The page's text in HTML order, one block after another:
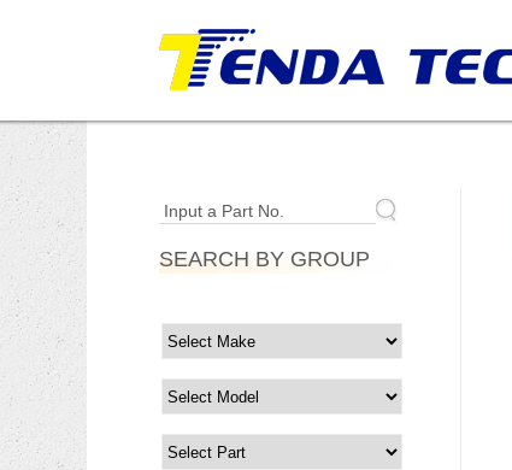
Input a Part No.
SEARCH BY GROUP